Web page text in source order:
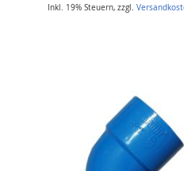
Inkl. 19% Steuern,zzgl.